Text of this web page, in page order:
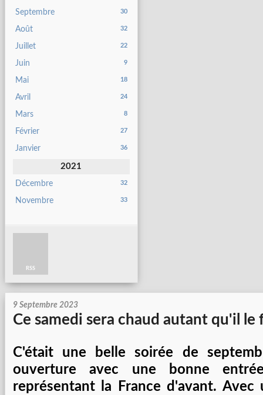
Septembre 30
Août 32
Juillet 22
Juin 9
Mai 18
Avril 24
Mars 8
Février 27
Janvier 36
2021
Décembre 32
Novembre 33
RSS
9 Septembre 2023
Ce samedi sera chaud autant qu'il le
C'était une belle soirée de
ouverture avec une bonne
représentant la France d'avant.